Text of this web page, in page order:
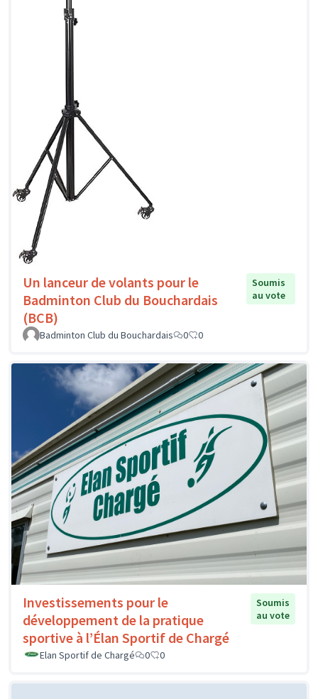
Un lanceur de volants pour le
Badminton Club du Bouchardais
(BCB)
Soumis
au vote
Badminton Club du Bouchardais 0 0
Investissements pour le
développement de la pratique
sportive à l’Élan Sportif de Chargé
Soumis
au vote
Elan Sportif de Chargé 0 0